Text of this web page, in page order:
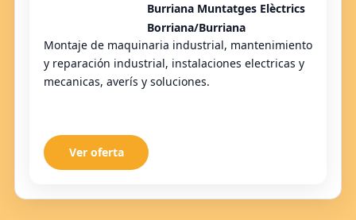
Burriana Muntatges Elèctrics
Borriana/Burriana
Montaje de maquinaria industrial, mantenimiento
y reparación industrial, instalaciones electricas y
mecanicas, averís y soluciones.
Ver oferta